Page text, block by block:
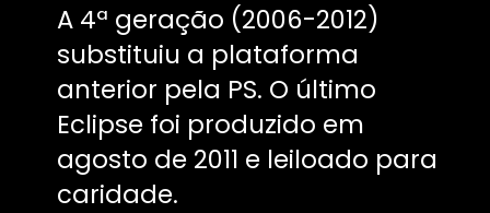
A 4ª geração (2006-2012)
substituiu a plataforma
anterior pela PS. O último
Eclipse foi produzido em
agosto de 2011 e leiloado para
caridade.